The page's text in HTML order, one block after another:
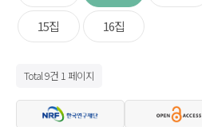
15집 16집
Total 9건 1 페이지